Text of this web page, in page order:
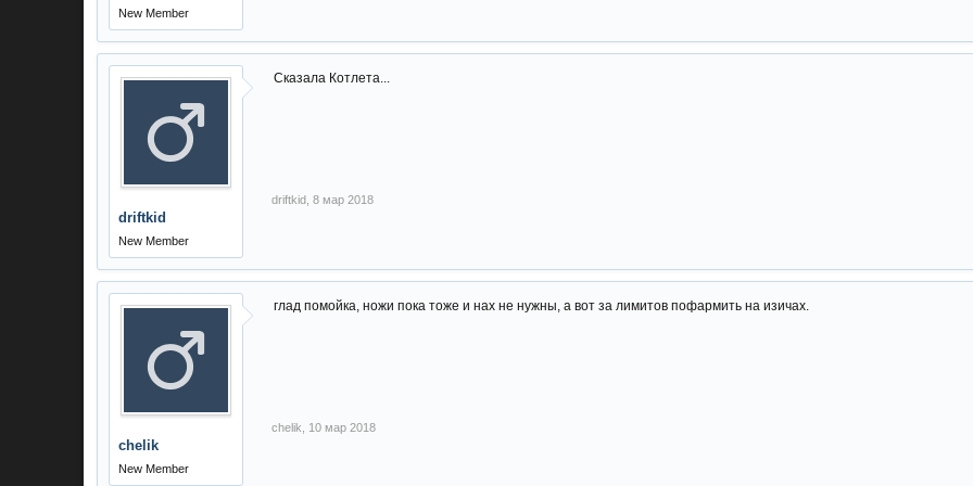
New Member
driftkid
New Member
Cказала Котлета...
driftkid 8 мар 2018
chelik
New Member
глад помойка, ножи пока тоже и нах не нужны, а вот за лимитов пофармить на изичах.
chelik 10 мар 2018